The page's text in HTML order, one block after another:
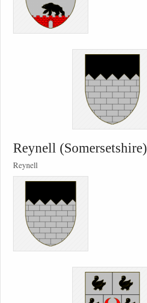
Reynell (Somersetshire)
Reynell